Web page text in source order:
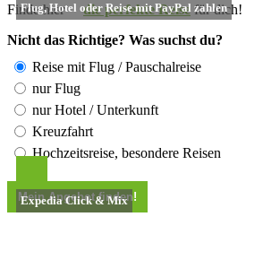
Finde hier die perfekte Reise für dich!
Nicht das Richtige? Was suchst du?
Reise mit Flug / Pauschalreise
nur Flug
nur Hotel / Unterkunft
Kreuzfahrt
Hochzeitsreise, besondere Reisen
Flug, Hotel oder Reise mit PayPal zahlen
Expedia Click & Mix